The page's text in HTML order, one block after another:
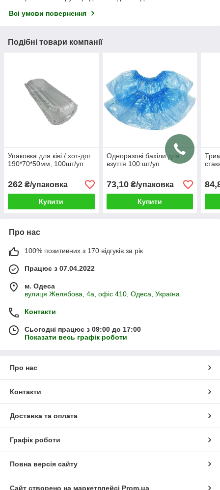
Всі умови повернення
Подібні товари компанії
Упаковка для ківі / хот-дог
190*70*50мм, 100шт/уп
262 ₴/упаковка
Купити
Одноразові бахіли для
взуття 100 шт/уп
73,10₴/упаковка
Купити
Про нас
100% позитивних з 170 відгуків за рік
Працює з 07.04.2022
м. Одеса
вулиця Желябова, 4а, офіс 410, Одеса, Україна
Контакти
Сьогодні працює з 09:00 до 17:00
Показати весь графік роботи
Про нас
Контакти
Доставка та оплата
Графік роботи
Повна версія сайту
Сайт створено на маркетплейсі Prom.ua